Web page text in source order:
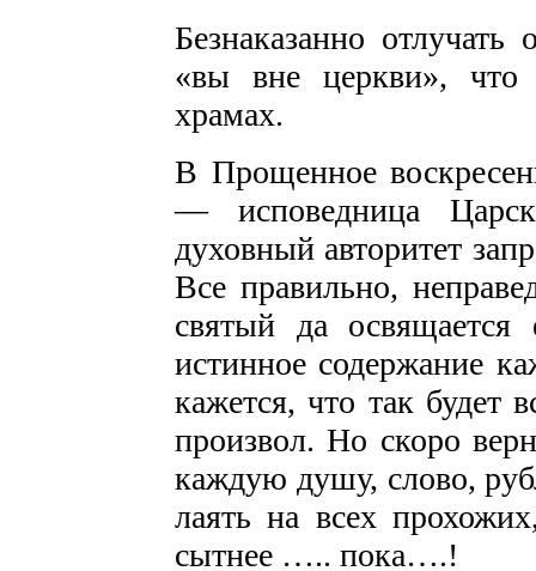
Безнаказанно
«вы вне церкви», что
храмах.
В Прощенное
— исповедница
духовный авторитет
Все правильно,
святый да
истинное содержание
кажется, что так будет
произвол. Но скоро
каждую душу, слово,
лаять на всех
сытнее ….. пока….!